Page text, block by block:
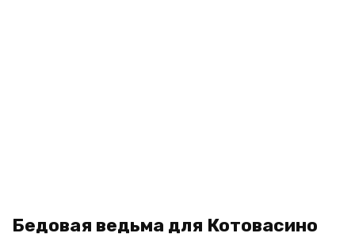
Бедовая ведьма для Котовасино